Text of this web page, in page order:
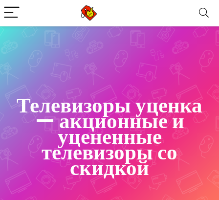
Телевизоры уценка
— акционные и
уцененные
телевизоры со
скидкой